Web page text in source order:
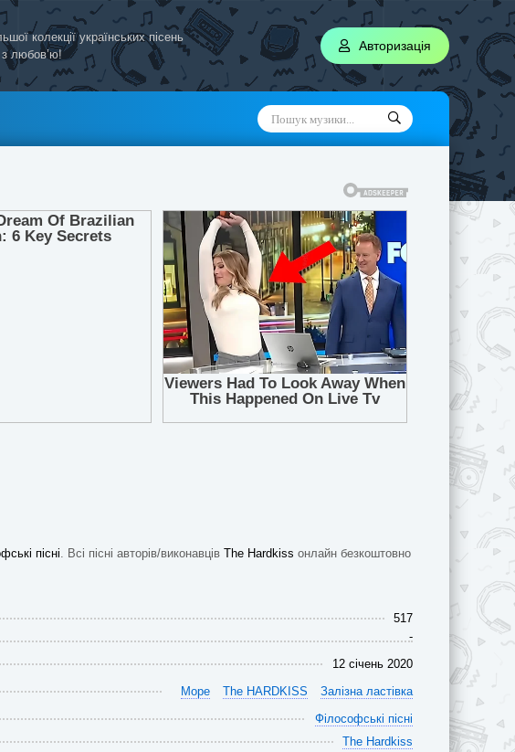
колекції українських пісень
з любов’ю!
Авторизація
пісні . Всі пісні авторів/виконавців The Hardkiss онлайн безкоштовно
517
-
12 січень 2020
Море The HARDKISS
Залізна ластівка
Філософські пісні
The Hardkiss